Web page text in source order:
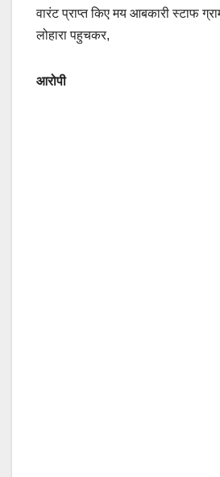
वारंट प्राप्त किए मय आबकारी स्टाफ
लोहारा पहुचकर,
आरोपी